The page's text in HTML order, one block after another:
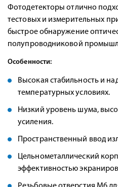
Фотодетекторы отлично
тестовых и измерительных
быстрое обнаружение
полупроводниковой
Особенности:
Высокая стабильность и
температурных условиях.
Низкий уровень шума,
усиления.
Пространственный ввод
Цельнометаллический
эффективностью